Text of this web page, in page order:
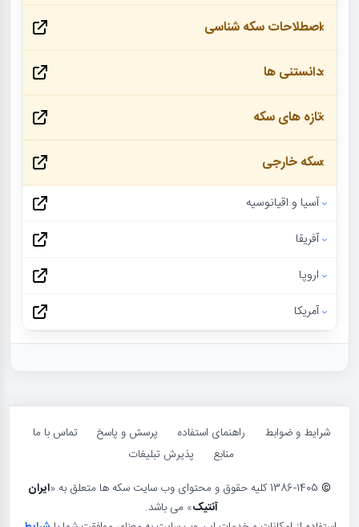
اصطلاحات سکه شناسی
دانستنی ها
تازه های سکه
سکه خارجی
آسیا و اقیانوسیه
آفریقا
اروپا
آمریکا
شرایط و ضوابط راهنمای استفاده پرسش و پاسخ
تماس با ما
منابع
پذیرش تبلیغات
©
ایران
آنتیک» می باشد.